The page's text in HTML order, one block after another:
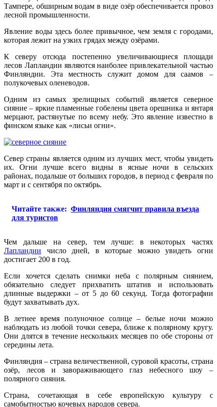
Тампере, обширным водам в виде озёр обеспечивается провоз
лесной промышленности.
Явление воды здесь более привычное, чем земля с городами,
которая лежит на узких грядах между озёрами.
К северу отсюда постепенно увеличивающиеся площади
лесов Лапландии являются наиболее привлекательной частью
Финляндии. Эта местность служит домом для саамов –
полукочевых оленеводов.
Одним из самых зрелищных событий является северное
сияние – яркие пламенные гобелены цвета орешника и янтаря
мерцают, растянутые по всему небу. Это явление известно в
финском языке как «лисьи огни».
Север страны является одним из лучших мест, чтобы увидеть
их. Огни лучше всего видны в ясные ночи в сельских
районах, подальше от больших городов, в период с февраля по
март и с сентября по октябрь.
Читайте также: Финляндия смягчит правила въезда
для туристов
Чем дальше на север, тем лучше: в некоторых частях
Лапландии число дней, в которые можно увидеть огни
достигает 200 в год.
Если хочется сделать снимки неба с полярным сиянием,
обязательно следует прихватить штатив и использовать
длинные выдержки – от 5 до 60 секунд. Тогда фотографии
будут захватывать дух.
В летнее время полуночное солнце – белые ночи можно
наблюдать из любой точки севера, ближе к полярному кругу.
Они длятся в течение нескольких месяцев по обе стороны от
середины лета.
Финляндия – страна величественной, суровой красоты, страна
озёр, лесов и завораживающего глаз небесного шоу –
полярного сияния.
Страна, сочетающая в себе европейскую культуру с
самобытностью кочевых народов севера.